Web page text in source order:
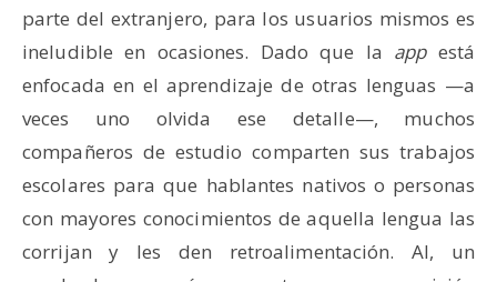
parte del extranjero, para los usuarios mismos es
ineludible en ocasiones. Dado que la app está
enfocada en el aprendizaje de otras lenguas —a
veces uno olvida ese detalle—, muchos
compañeros de estudio comparten sus trabajos
escolares para que hablantes nativos o personas
con mayores conocimientos de aquella lengua las
corrijan y les den retroalimentación. Al, un